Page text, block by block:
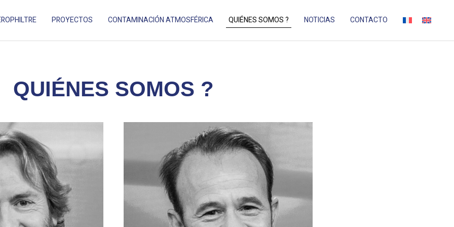
PROYECTOS CONTAMINACIÓN ATMOSFÉRICA QUIÉNES SOMOS ? NOTICIAS CONTACTO
QUIÉNES SOMOS ?